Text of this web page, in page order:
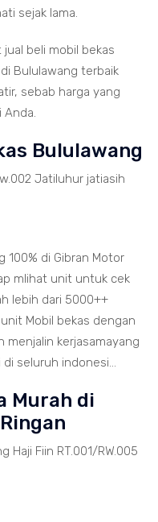
sejak lama.
beli mobil bekas
Bululawang terbaik
sebab harga yang
Anda.
Bululawang
Jatiluhur jatiasih
100% di Gibran Motor
mlihat unit untuk cek
lebih dari 5000++
Mobil bekas dengan
menjalin kerjasamayang
seluruh indonesi...
Murah di
Haji Fiin RT.001/RW.005